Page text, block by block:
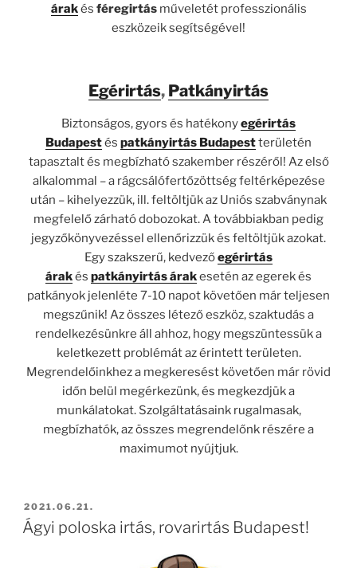
árakés féregirtásműveletét professzionális
eszközeik segítségével!
Egérirtás, Patkányirtás
Biztonságos, gyors és hatékonyegérirtás
Budapestés patkányirtás Budapestterületén
tapasztalt és megbízható szakember részéről! Az első
alkalommal – a rágcsálófertőzöttség feltérképezése
után – kihelyezzük, ill. feltöltjük az Uniós szabványnak
megfelelő zárható dobozokat. A továbbiakban pedig
jegyzőkönyvezéssel ellenőrizzük és feltöltjük azokat.
Egy szakszerű, kedvezőegérirtás
árakés patkányirtás árakesetén az egerek és
patkányok jelenléte 7-10 napot követően már teljesen
megszűnik! Az összes létező eszköz, szaktudás a
rendelkezésünkre áll ahhoz, hogy megszüntessük a
keletkezett problémát az érintett területen.
Megrendelőinkhez a megkeresést követően már rövid
időn belül megérkezünk, és megkezdjük a
munkálatokat. Szolgáltatásaink rugalmasak,
megbízhatók, az összes megrendelőnk részére a
maximumot nyújtjuk.
BEKÜLDVE:
2021.06.21.
Ágyi poloska irtás, rovarirtás Budapest!